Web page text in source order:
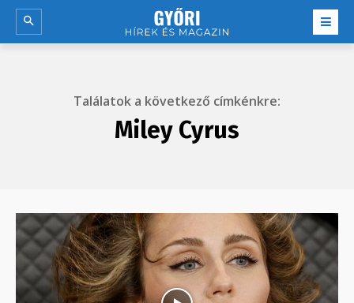
Találatok a következő címkénkre:
Miley Cyrus